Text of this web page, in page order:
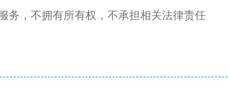
务，不拥有所有权，不承担相关法律责任